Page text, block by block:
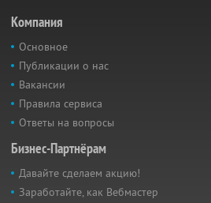
Компания
Основное
Публикации о нас
Вакансии
Правила сервиса
Ответы на вопросы
Бизнес-Партнёрам
Давайте сделаем акцию!
Заработайте, как Вебмастер